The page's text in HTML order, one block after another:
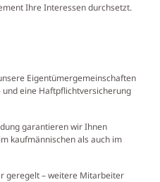
Ihre Interessen durchsetzt.
Eigentümergemeinschaften
eine Haftpflichtversicherung
garantieren wir Ihnen
kaufmännischen als auch im
geregelt – weitere Mitarbeiter